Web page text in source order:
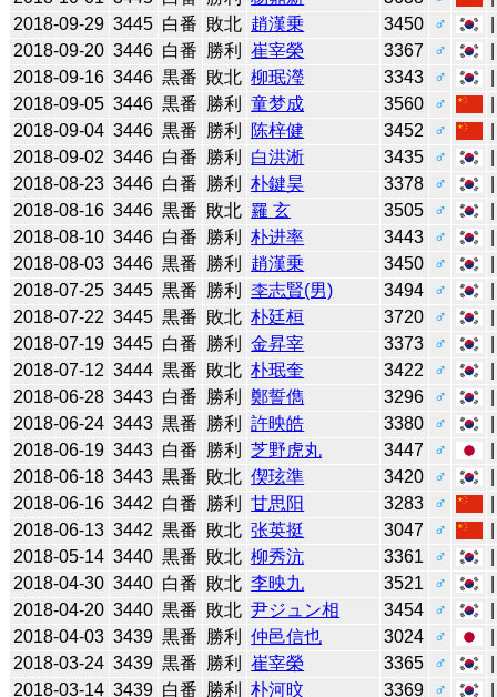
2018-09-29 3445 白番 敗北 趙漢乗 3450 ♂
2018-09-20 3446 白番 勝利 崔宰榮 3367 ♂
2018-09-16 3446 黒番 敗北 柳珉瀅 3343 ♂
2018-09-05 3446 黒番 勝利 童梦成 3560 ♂
2018-09-04 3446 黒番 勝利 陈梓健 3452 ♂
2018-09-02 3446 白番 勝利 白洪淅 3435 ♂
2018-08-23 3446 白番 勝利 朴鍵昊 3378 ♂
2018-08-16 3446 黒番 敗北 羅 玄 3505 ♂
2018-08-10 3446 白番 勝利 朴进率 3443 ♂
2018-08-03 3446 黒番 勝利 趙漢乗 3450 ♂
2018-07-25 3445 黒番 勝利 李志賢(男) 3494 ♂
2018-07-22 3445 黒番 敗北 朴廷桓 3720 ♂
2018-07-19 3445 白番 勝利 金昇宰 3373 ♂
2018-07-12 3444 黒番 敗北 朴珉奎 3422 ♂
2018-06-28 3443 白番 勝利 鄭誓儁 3296 ♂
2018-06-24 3443 黒番 勝利 許映皓 3380 ♂
2018-06-19 3443 白番 勝利 芝野虎丸 3447 ♂
2018-06-18 3443 黒番 敗北 偰玹準 3420 ♂
2018-06-16 3442 白番 勝利 甘思阳 3283 ♂
2018-06-13 3442 黒番 敗北 张英挺 3047 ♂
2018-05-14 3440 黒番 敗北 柳秀沆 3361 ♂
2018-04-30 3440 白番 敗北 李映九 3521 ♂
2018-04-20 3440 黒番 敗北 尹ジュン相 3454 ♂
2018-04-03 3439 黒番 勝利 仲邑信也 3024 ♂
2018-03-24 3439 黒番 勝利 崔宰榮 3365 ♂
2018-03-14 3439 白番 勝利 朴河旼 3369 ♂